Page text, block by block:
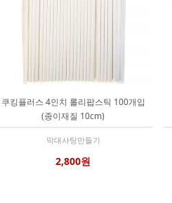
쿠킹플러스 4인치 롤리팝스틱 100개입
(종이재질 10cm)
막대사탕만들기
2,800원